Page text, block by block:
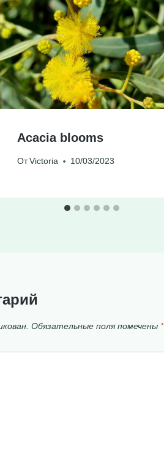
Acacia blooms
От Victoria 10/03/2023
Обязательные поля помечены *